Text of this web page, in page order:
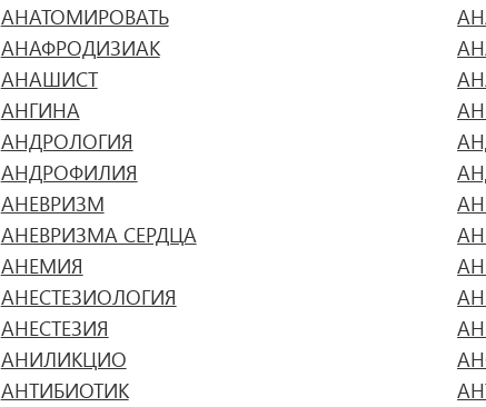
АНАТОМИРОВАТЬ
АНАФРОДИЗИАК
АНАШИСТ
АНГИНА
АНДРОЛОГИЯ
АНДРОФИЛИЯ
АНЕВРИЗМ
АНЕВРИЗМА СЕРДЦА
АНЕМИЯ
АНЕСТЕЗИОЛОГИЯ
АНЕСТЕЗИЯ
АНИЛИКЦИО
АНТИБИОТИК